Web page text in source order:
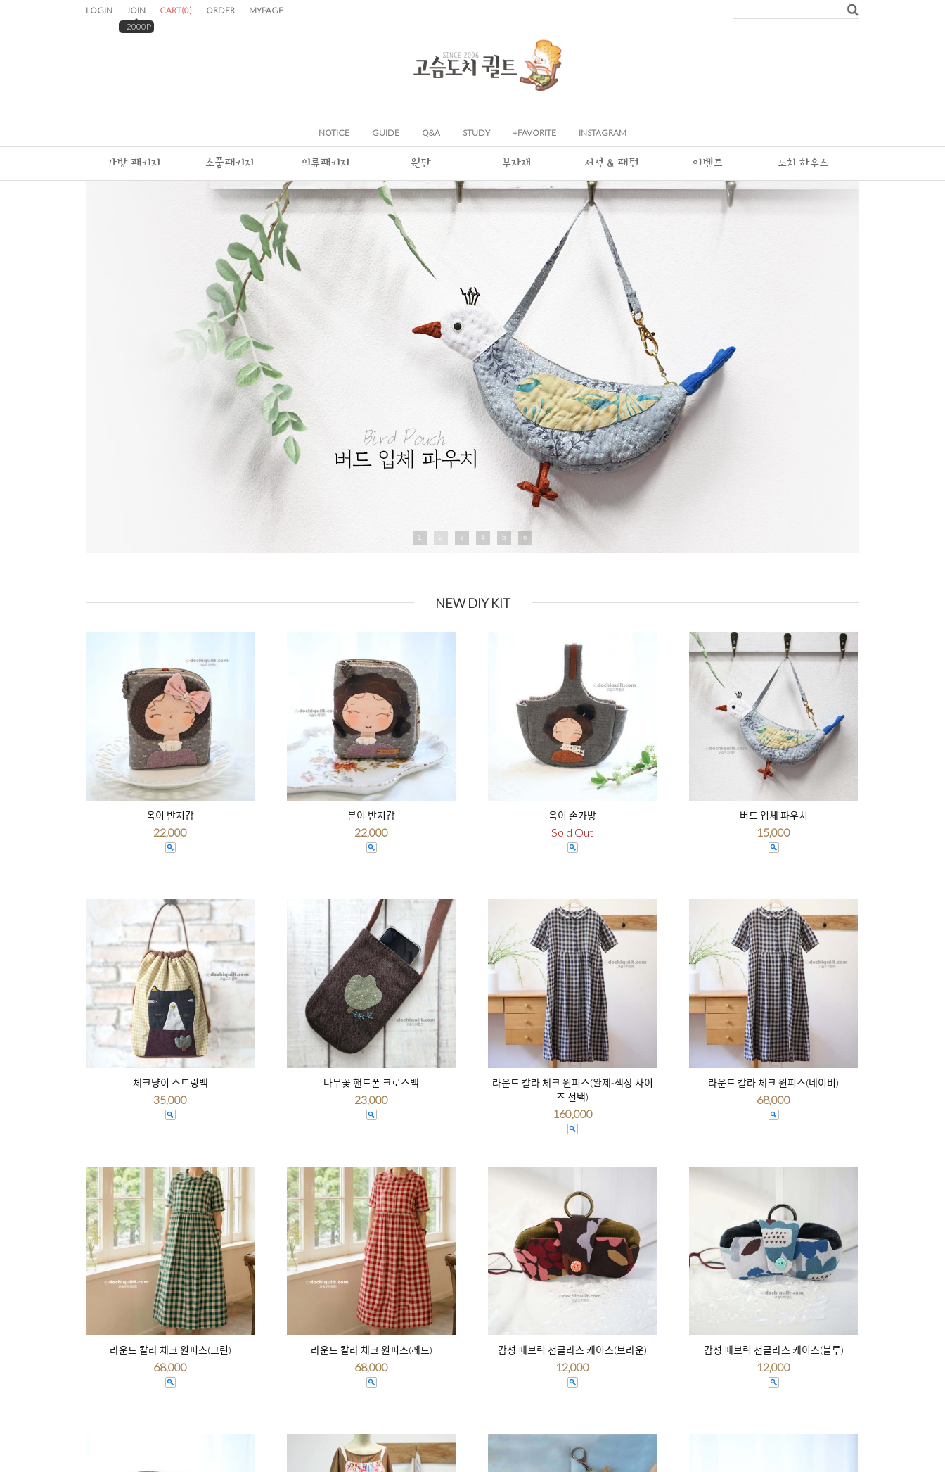
LOGIN
JOIN
+2000P
CART(0) ORDER MYPAGE
NOTICE GUIDE Q&A STUDY +FAVORITE INSTAGRAM
가방 패키지 소품패키지 의류패키지 원단 부자재 서적 & 패턴 이벤트 도치 하우스
1 2 3 4 5 6
NEW DIY KIT
옥이 반지갑
22,000
분이 반지갑
22,000
옥이 손가방
Sold Out
버드 입체 파우치
15,000
체크냥이 스트링백
35,000
나무꽃 핸드폰 크로스백
23,000
라운드 칼라 체크 원피스(완제-색상,사이
즈 선택)
160,000
라운드 칼라 체크 원피스(네이비)
68,000
라운드 칼라 체크 원피스(그린)
68,000
라운드 칼라 체크 원피스(레드)
68,000
감성 패브릭 선글라스 케이스(브라운)
12,000
감성 패브릭 선글라스 케이스(블루)
12,000